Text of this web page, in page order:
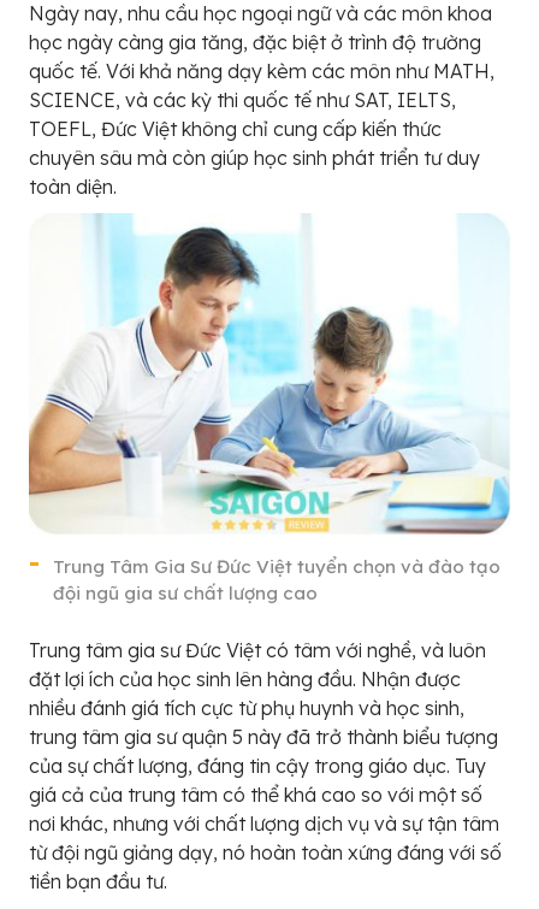
Ngày nay, nhu cầu học ngoại ngữ và các môn khoa
học ngày càng gia tăng, đặc biệt ở trình độ trường
quốc tế. Với khả năng dạy kèm các môn như MATH,
SCIENCE, và các kỳ thi quốc tế như SAT, IELTS,
TOEFL, Đức Việt không chỉ cung cấp kiến thức
chuyên sâu mà còn giúp học sinh phát triển tư duy
toàn diện.
Trung Tâm Gia Sư Đức Việt tuyển chọn và đào tạo
đội ngũ gia sư chất lượng cao
Trung tâm gia sư Đức Việt có tâm với nghề, và luôn
đặt lợi ích của học sinh lên hàng đầu. Nhận được
nhiều đánh giá tích cực từ phụ huynh và học sinh,
trung tâm gia sư quận 5 này đã trở thành biểu tượng
của sự chất lượng, đáng tin cậy trong giáo dục. Tuy
giá cả của trung tâm có thể khá cao so với một số
nơi khác, nhưng với chất lượng dịch vụ và sự tận tâm
từ đội ngũ giảng dạy, nó hoàn toàn xứng đáng với số
tiền bạn đầu tư.